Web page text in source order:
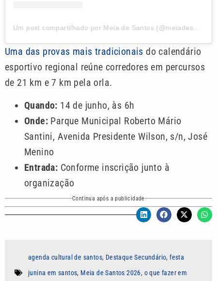
Um post compartilhado por Meia de Santos (@meiadesantos)
Uma das provas mais tradicionais do calendário
esportivo regional reúne corredores em percursos
de 21 km e 7 km pela orla.
Quando: 14 de junho, às 6h
Onde: Parque Municipal Roberto Mário
Santini, Avenida Presidente Wilson, s/n, José
Menino
Entrada: Conforme inscrição junto à
organização
Continua após a publicidade
agenda cultural de santos, Destaque Secundário,festa
junina em santos, Meia de Santos 2026, o que fazer em